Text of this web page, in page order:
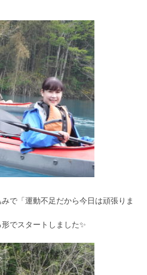
で「運動不足だから今日は頑張りま
でスタートしました✨